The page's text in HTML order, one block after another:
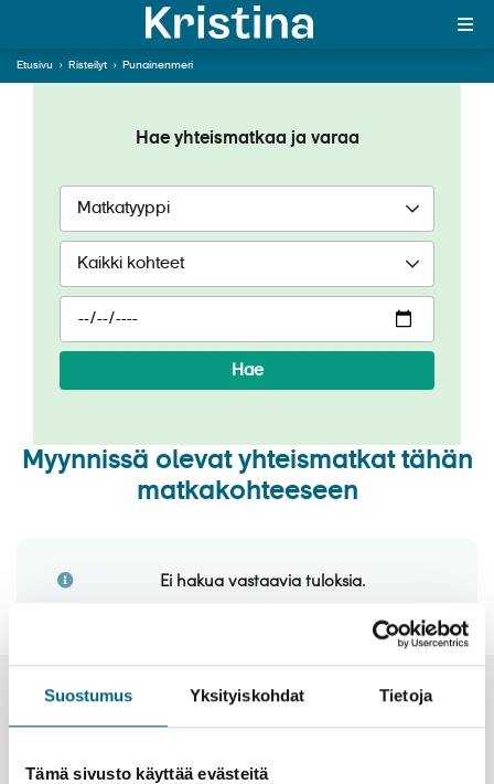
Suostumus Yksityiskohdat Tietoja
Tämä sivusto käyttää evästeitä
Äkkilähdöt
Suosikit
OTA YHTEYTTÄ
Kohteet
Matkakalenteri
Etusivu › Risteilyt › Punainenmeri
Punaisenmeren risteilyt
Hae yhteismatkaa ja varaa
Hae
Myynnissä olevat yhteismatkat tähän
matkakohteeseen
Ei hakua vastaavia tuloksia.